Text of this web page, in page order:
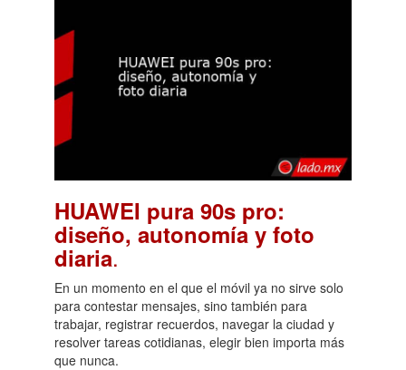
HUAWEI pura 90s pro:
diseño, autonomía y foto
diaria.
En un momento en el que el móvil ya no sirve solo
para contestar mensajes, sino también para
trabajar, registrar recuerdos, navegar la ciudad y
resolver tareas cotidianas, elegir bien importa más
que nunca.